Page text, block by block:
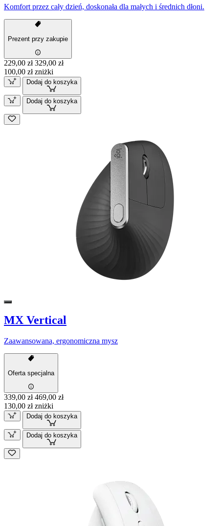
Komfort przez cały dzień, doskonała dla małych i średnich dłoni.
Prezent przy zakupie
229,00 zł 329,00 zł
100,00 zł zniżki
Dodaj do koszyka
Dodaj do koszyka
MX Vertical
Zaawansowana, ergonomiczna mysz
Oferta specjalna
339,00 zł 469,00 zł
130,00 zł zniżki
Dodaj do koszyka
Dodaj do koszyka